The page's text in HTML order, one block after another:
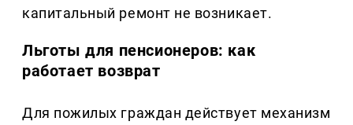
капитальный ремонт не возникает.
Льготы для пенсионеров: как
работает возврат
Для пожилых граждан действует механизм